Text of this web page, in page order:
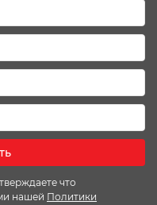
что
нашей Политики